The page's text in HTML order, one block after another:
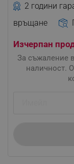
2 години
връщане
Изчерпан
За съжаление
наличност.